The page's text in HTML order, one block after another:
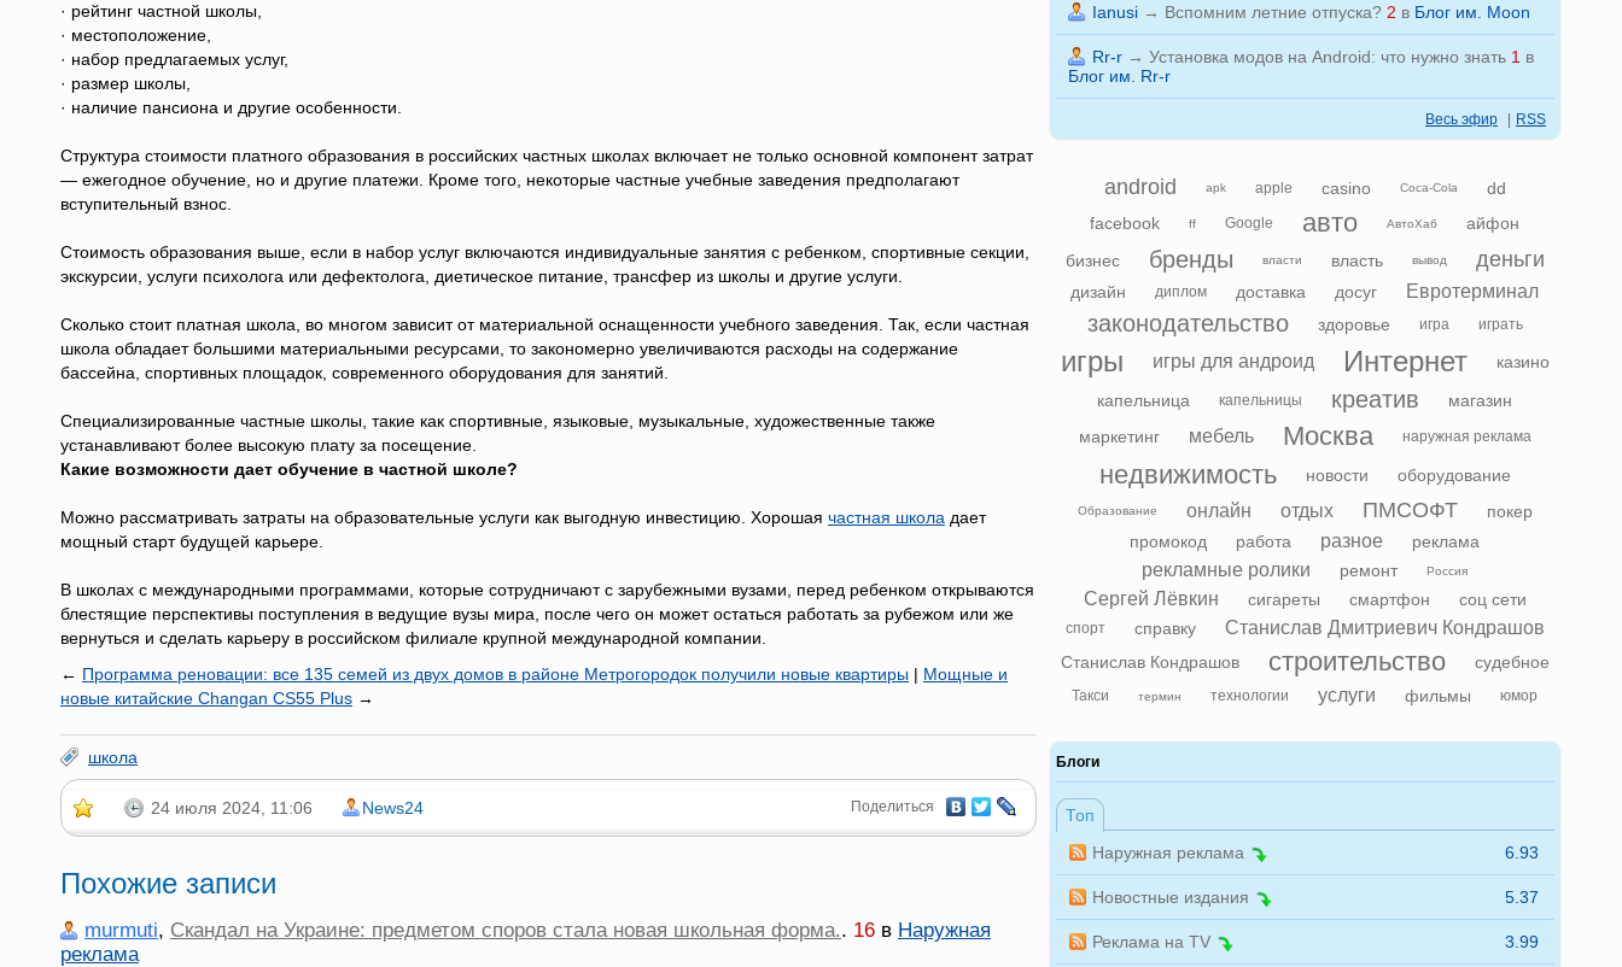
· рейтинг частной школы,
· местоположение,
· набор предлагаемых услуг,
· размер школы,
· наличие пансиона и другие особенности.
Структура стоимости платного образования в российских частных школах включает не только основной компонент затрат
— ежегодное обучение, но и другие платежи. Кроме того, некоторые частные учебные заведения предполагают
вступительный взнос.
Стоимость образования выше, если в набор услуг включаются индивидуальные занятия с ребенком, спортивные секции,
экскурсии, услуги психолога или дефектолога, диетическое питание, трансфер из школы и другие услуги.
Сколько стоит платная школа, во многом зависит от материальной оснащенности учебного заведения. Так, если частная
школа обладает большими материальными ресурсами, то закономерно увеличиваются расходы на содержание
бассейна, спортивных площадок, современного оборудования для занятий.
Специализированные частные школы, такие как спортивные, языковые, музыкальные, художественные также
устанавливают более высокую плату за посещение.
Какие возможности дает обучение в частной школе?
Можно рассматривать затраты на образовательные услуги как выгодную инвестицию. Хорошая частная школа дает
мощный старт будущей карьере.
В школах с международными программами, которые сотрудничают с зарубежными вузами, перед ребенком открываются
блестящие перспективы поступления в ведущие вузы мира, после чего он может остаться работать за рубежом или же
вернуться и сделать карьеру в российском филиале крупной международной компании.
← Программа реновации: все 135 семей из двух домов в районе Метрогородок получили новые квартиры | Мощные и
новые китайские Changan CS55 Plus →
школа
24 июля 2024, 11:06 News24 Поделиться
Похожие записи
murmuti, Скандал на Украине: предметом споров стала новая школьная форма.. 16 в Наружная
реклама
Ianusi→ Вспомним летние отпуска? 2 в Блог им. Moon
Rr-r→ Установка модов на Android: что нужно знать 1 в
Блог им. Rr-r
Весь эфир RSS
android apk apple casino Coca-Cola
dd
facebook
ff Google авто АвтоХаб
айфон
бизнес
бренды власти власть вывод деньги
дизайн диплом доставка досуг Евротерминал
законодательство здоровье игра играть
игры игры для андроид Интернет
казино
капельница
капельницы креатив
магазин
маркетинг
мебель Москва наружная реклама
недвижимость новости оборудование
Образование онлайн отдых ПМСОФТ
покер
промокод
работа разное реклама
рекламные ролики ремонт Россия
Сергей Лёвкин сигареты смартфон соц сети
спорт справку Станислав Дмитриевич Кондрашов
Станислав Кондрашов строительство судебное
Такси термин технологии услуги фильмы юмор
Блоги
Топ
Наружная реклама
6.93
Новостные издания 5.37
Реклама на TV 3.99